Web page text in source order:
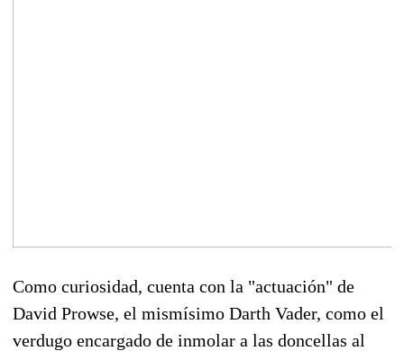
Como curiosidad, cuenta con la "actuación" de
David Prowse, el mismísimo Darth Vader, como el
verdugo encargado de inmolar a las doncellas al